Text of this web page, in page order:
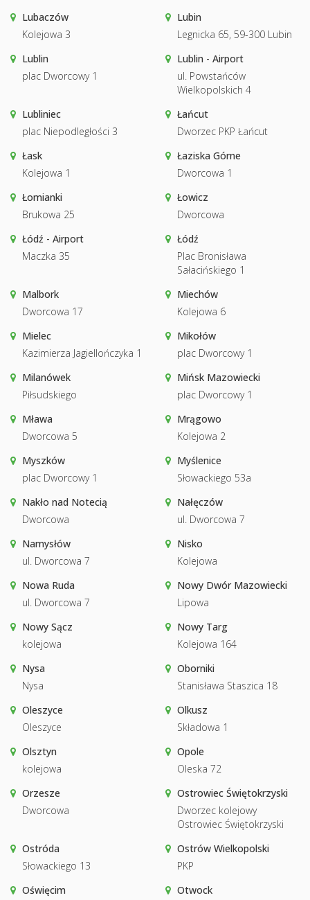
Lubaczów
Kolejowa 3
Lubin
Legnicka 65, 59-300 Lubin
Lublin
plac Dworcowy 1
Lublin - Airport
ul. Powstańców
Wielkopolskich 4
Lubliniec
plac Niepodległości 3
Łańcut
Dworzec PKP Łańcut
Łask
Kolejowa 1
Łaziska Górne
Dworcowa 1
Łomianki
Brukowa 25
Łowicz
Dworcowa
Łódź - Airport
Maczka 35
Łódź
Plac Bronisława
Sałacińskiego 1
Malbork
Dworcowa 17
Miechów
Kolejowa 6
Mielec
Kazimierza Jagiellończyka 1
Mikołów
plac Dworcowy 1
Milanówek
Piłsudskiego
Mińsk Mazowiecki
plac Dworcowy 1
Mława
Dworcowa 5
Mrągowo
Kolejowa 2
Myszków
plac Dworcowy 1
Myślenice
Słowackiego 53a
Nakło nad Notecią
Dworcowa
Nałęczów
ul. Dworcowa 7
Namysłów
ul. Dworcowa 7
Nisko
Kolejowa
Nowa Ruda
ul. Dworcowa 7
Nowy Dwór Mazowiecki
Lipowa
Nowy Sącz
kolejowa
Nowy Targ
Kolejowa 164
Nysa
Nysa
Oborniki
Stanisława Staszica 18
Oleszyce
Oleszyce
Olkusz
Składowa 1
Olsztyn
kolejowa
Opole
Oleska 72
Orzesze
Dworcowa
Ostrowiec Świętokrzyski
Dworzec kolejowy
Ostrowiec Świętokrzyski
Ostróda
Słowackiego 13
Ostrów Wielkopolski
PKP
Oświęcim
Otwock